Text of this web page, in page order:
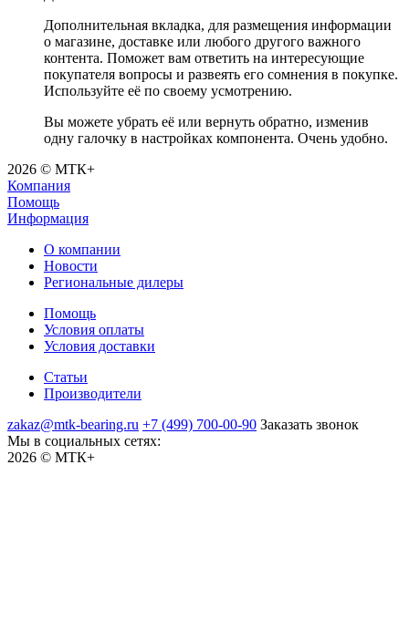
Дополнительная вкладка, для размещения информации
о магазине, доставке или любого другого важного
контента. Поможет вам ответить на интересующие
покупателя вопросы и развеять его сомнения в покупке.
Используйте её по своему усмотрению.
Вы можете убрать её или вернуть обратно, изменив
одну галочку в настройках компонента. Очень удобно.
2026 © МТК+
Компания
Помощь
Информация
О компании
Новости
Региональные дилеры
Помощь
Условия оплаты
Условия доставки
Статьи
Производители
zakaz@mtk-bearing.ru +7 (499) 700-00-90 Заказать звонок
Мы в социальных сетях:
2026 © МТК+